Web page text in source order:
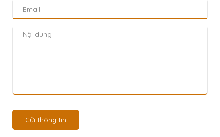
Gửi thông tin